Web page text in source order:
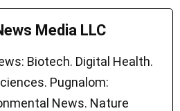
Media LLC
Biotech. Digital Health.
Pugnalom:
News. Nature